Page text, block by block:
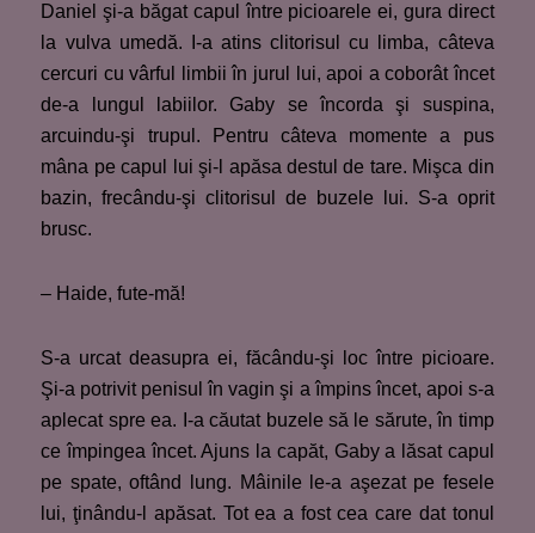
Daniel şi-a băgat capul între picioarele ei, gura direct
la vulva umedă. I-a atins clitorisul cu limba, câteva
cercuri cu vârful limbii în jurul lui, apoi a coborât încet
de-a lungul labiilor. Gaby se încorda şi suspina,
arcuindu-şi trupul. Pentru câteva momente a pus
mâna pe capul lui şi-l apăsa destul de tare. Mişca din
bazin, frecându-şi clitorisul de buzele lui. S-a oprit
brusc.
– Haide, fute-mă!
S-a urcat deasupra ei, făcându-şi loc între picioare.
Şi-a potrivit penisul în vagin şi a împins încet, apoi s-a
aplecat spre ea. I-a căutat buzele să le sărute, în timp
ce împingea încet. Ajuns la capăt, Gaby a lăsat capul
pe spate, oftând lung. Mâinile le-a aşezat pe fesele
lui, ţinându-l apăsat. Tot ea a fost cea care dat tonul